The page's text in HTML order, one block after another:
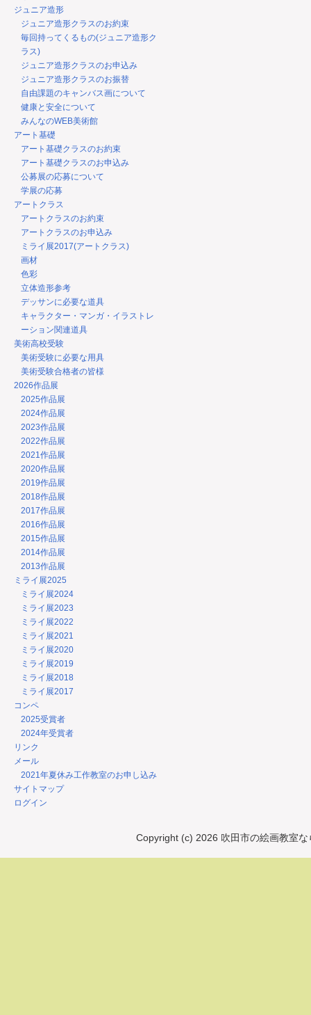
ジュニア造形
ジュニア造形クラスのお約束
毎回持ってくるもの(ジュニア造形ク
ラス)
ジュニア造形クラスのお申込み
ジュニア造形クラスのお振替
自由課題のキャンバス画について
健康と安全について
みんなのWEB美術館
アート基礎
アート基礎クラスのお約束
アート基礎クラスのお申込み
公募展の応募について
学展の応募
アートクラス
アートクラスのお約束
アートクラスのお申込み
ミライ展2017(アートクラス)
画材
色彩
立体造形参考
デッサンに必要な道具
キャラクター・マンガ・イラストレ
ーション関連道具
美術高校受験
美術受験に必要な用具
美術受験合格者の皆様
2026作品展
2025作品展
2024作品展
2023作品展
2022作品展
2021作品展
2020作品展
2019作品展
2018作品展
2017作品展
2016作品展
2015作品展
2014作品展
2013作品展
ミライ展2025
ミライ展2024
ミライ展2023
ミライ展2022
ミライ展2021
ミライ展2020
ミライ展2019
ミライ展2018
ミライ展2017
コンペ
2025受賞者
2024年受賞者
リンク
メール
2021年夏休み工作教室のお申し込み
サイトマップ
ログイン
Copyright (c) 2026 吹田市の絵画教室